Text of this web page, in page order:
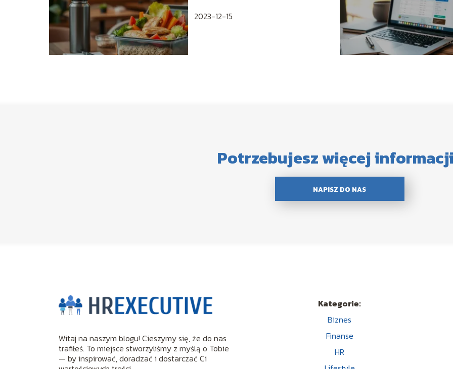
2023-12-15
Potrzebujesz więcej
NAPISZ DO NAS
Witaj na naszym blogu! Cieszymy się, że do nas
trafiłeś. To miejsce stworzyliśmy z myślą o Tobie
— by inspirować, doradzać i dostarczać Ci
Kategorie:
Biznes
Finanse
HR